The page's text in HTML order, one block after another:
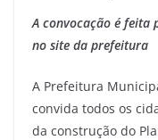
A convocação é
no site da prefeitura
A Prefeitura
convida todos os
da construção do